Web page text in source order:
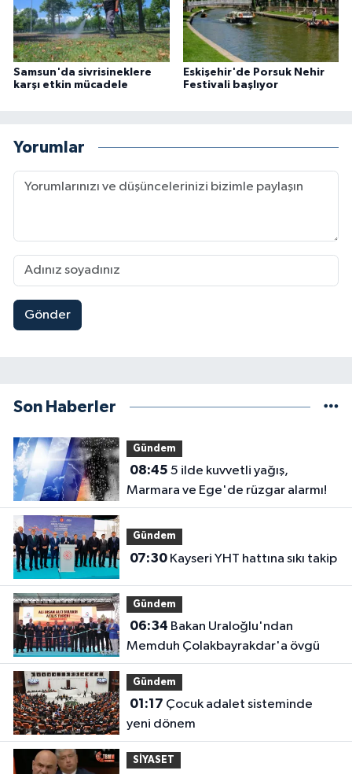
Samsun'da sivrisineklere
karşı etkin mücadele
Eskişehir'de Porsuk Nehir
Festivali başlıyor
Yorumlar
Gönder
Son Haberler
Gündem
08:45
Marmara ve Ege'de rüzgar alarmı!
Gündem
07:30 Kayseri YHT hattına sıkı takip
Gündem
06:34
Memduh Çolakbayrakdar'a övgü
Gündem
01:17
yeni dönem
SİYASET